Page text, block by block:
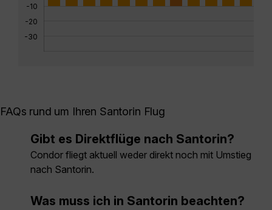
-10
-20
-30
FAQs rund um Ihren Santorin Flug
Gibt es Direktflüge nach Santorin?
Condor fliegt aktuell weder direkt noch mit Umstieg
nach Santorin.
Was muss ich in Santorin beachten?